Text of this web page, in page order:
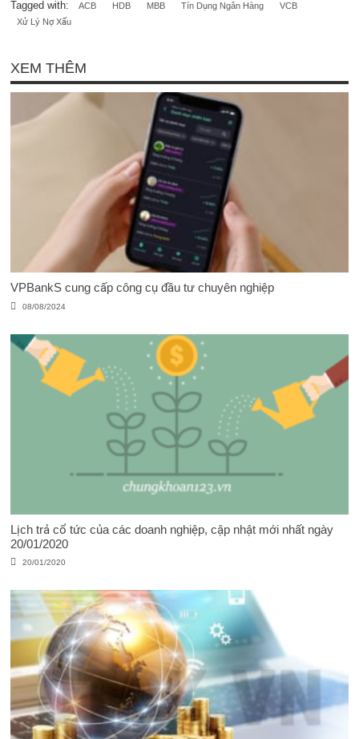
Tagged with: ACB HDB MBB Tín Dụng Ngân Hàng
VCB
Xử Lý Nợ Xấu
XEM THÊM
VPBankS cung cấp công cụ đầu tư chuyên nghiệp
08/08/2024
Lịch trả cổ tức của các doanh nghiệp, cập nhật mới nhất ngày
20/01/2020
20/01/2020